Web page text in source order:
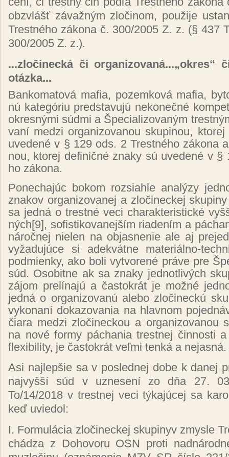
obzvlášť zá­važ­ným zlo­či­nom, pou­ži­je
Tres­tné­ho zá­ko­na č. 300/2005 Z. z. (§ 437
300/2005 Z. z.).
...zlo­či­nec­ká či or­ga­ni­zo­va­ná...„ok­res“
otáz­ka...
Ban­ko­ma­to­vá ma­fia, po­zem­ko­vá ma­fia,
nú ka­te­gó­riu pred­sta­vu­jú ne­ko­neč­né
ok­res­ný­mi súd­mi a Špe­cia­li­zo­va­ným
va­ní me­dzi or­ga­ni­zo­va­nou sku­pi­nou,
uve­de­né v § 129 ods. 2 Tres­tné­ho zá­ko­na
nou, kto­rej de­fi­nič­né zna­ky sú uve­de­né v
ho zá­ko­na.
Po­ne­cha­júc bo­kom roz­siah­le ana­lý­zy
zna­kov or­ga­ni­zo­va­nej a zlo­či­nec­kej
sa jed­ná o tres­tné ve­ci cha­rak­te­ris­tic­ké
ných[9], so­fis­ti­ko­va­nej­ším ria­de­ním a
ná­roč­nej nie­len na ob­jas­ne­nie ale aj
vy­ža­du­jú­ce si adek­vát­ne ma­te­riál­no-
pod­mien­ky, ako bo­li vy­tvo­re­né prá­ve pre
súd. Oso­bit­ne ak sa zna­ky jed­not­li­vých
zá­jom pre­lí­na­jú a čas­tok­rát je mož­né
jed­ná o or­ga­ni­zo­va­nú ale­bo zlo­či­nec­kú
vy­ko­na­ní do­ka­zo­va­nia na hlav­nom
čia­ra me­dzi zlo­či­nec­kou a or­ga­ni­zo­va­nou
na no­vé for­my pá­chania tres­tnej čin­nos­ti
flexibi­li­ty, je čas­tok­rát veľ­mi ten­ká a ne­jas­ná.
Asi naj­lep­šie sa v pos­led­nej do­be k da­nej
naj­vyš­ší súd v uz­ne­se­ní zo dňa 27.
To/14/2018 v tres­tnej ve­ci tý­ka­jú­cej sa
keď uvie­dol:
I. For­mu­lá­cia zlo­či­nec­kej sku­pi­nyv zmys­le
chá­dza z Do­ho­vo­ru OSN pro­ti